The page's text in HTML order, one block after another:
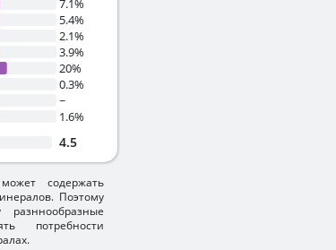
7.1%
5.4%
2.1%
3.9%
20%
0.3%
~
1.6%
4.5
содержать
Поэтому
потребности